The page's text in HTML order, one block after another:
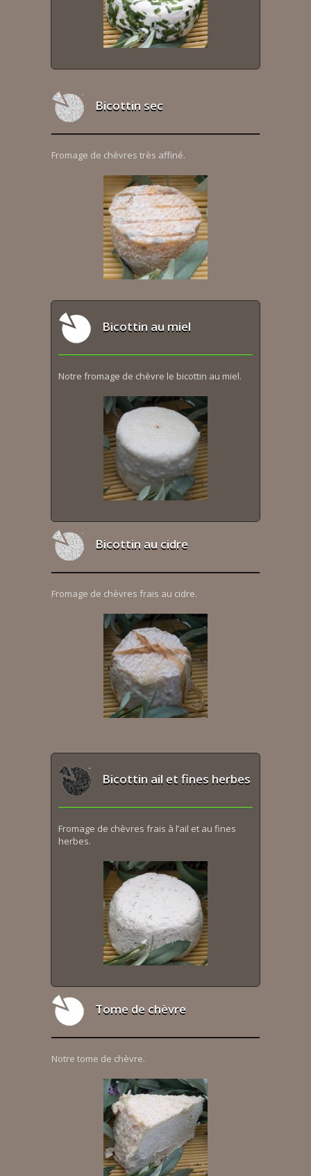
Bicottin sec
Fromage de chèvres très affiné.
Bicottin au miel
Notre fromage de chèvre le bicottin au miel.
Bicottin au cidre
Fromage de chèvres frais au cidre.
Bicottin ail et fines herbes
Fromage de chèvres frais à l’ail et au fines
herbes.
Tome de chèvre
Notre tome de chèvre.